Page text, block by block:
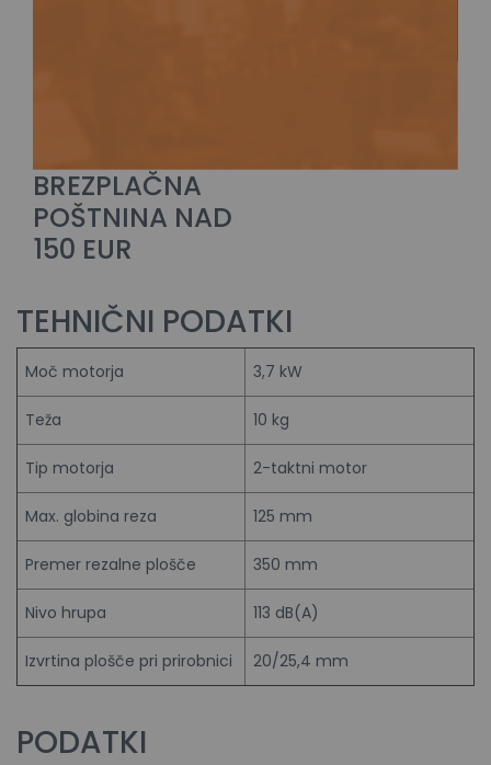
BREZPLAČNA
POŠTNINA NAD
150 EUR
TEHNIČNI PODATKI
Moč motorja 3,7 kW
Teža 10 kg
Tip motorja 2-taktni motor
Max. globina reza 125 mm
Premer rezalne plošče 350 mm
Nivo hrupa 113 dB(A)
Izvrtina plošče pri prirobnici 20/25,4 mm
PODATKI